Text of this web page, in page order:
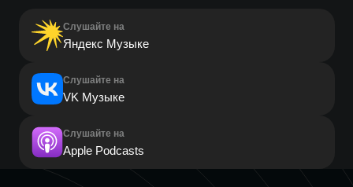
Слушайте на
Яндекс Музыке
Слушайте на
VK Музыке
Слушайте на
Apple Podcasts